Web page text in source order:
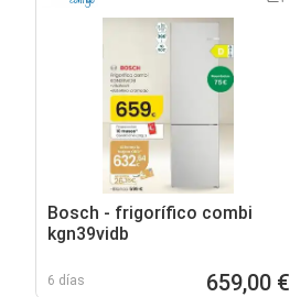
Bosch - frigorífico combi
kgn39vidb
6 días 659,00 €